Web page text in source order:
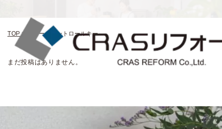
TOP> スマートコントロールキー
まだ投稿はありません。